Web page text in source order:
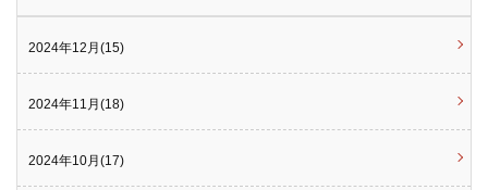
2024年12月(15)
2024年11月(18)
2024年10月(17)